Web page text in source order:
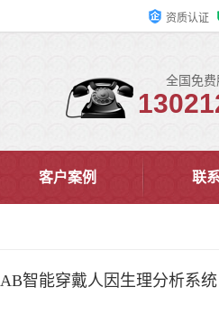
资质认证
全国免费
客户案例 联
智能穿戴人因生理分析系